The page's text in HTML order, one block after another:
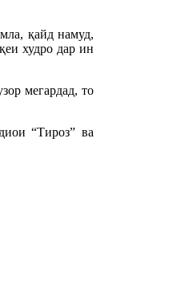
қайд намуд,
худро дар ин
мегардад, то
“Тироз” ва